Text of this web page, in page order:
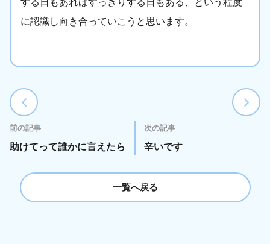
する日もあればすっきりする日もある、という程度
に認識し向き合っていこうと思います。
前の記事
助けてって誰かに言えたら
次の記事
辛いです
一覧へ戻る